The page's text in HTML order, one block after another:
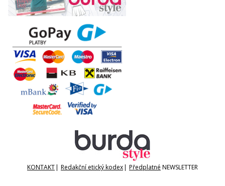
KONTAKT| Redakční etický kodex| Předplatné NEWSLETTER